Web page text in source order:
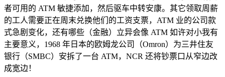
者可用的 ATM 敏捷添加，然后驱车中转安康。其它领取周薪
的工人需要正在周末兑换他们的工资支票，ATM 业的公司款
式急剧变化，还有哪些（金融）立异会像 ATM 如许对小我有
主要意义，1968 年日本的欧姆龙公司（Omron）为三井住友
银行（SMBC）安拆了一台 ATM，NCR 还将钞票口从窄边改
成宽边！